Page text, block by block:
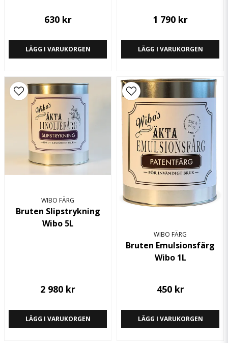
Brandklass Ej brandfarlig
Glans Matt
Lagring Ca. 2 år
Minsta temp vid målning 12 °C
Rengöring Såpa och vatten
Spädning/förtunning Skall ej spädas
1, 3, 5 och 10 liter
Torktid
Pensel, roller, spruta
630 kr
LÄGG I VARUKORGEN
1 790 kr
LÄGG I VARUKORGEN
WIBO FÄRG
Bruten Slipstrykning
Wibo 5L
2 980 kr
LÄGG I VARUKORGEN
WIBO FÄRG
Bruten Emulsionsfärg
Wibo 1L
450 kr
LÄGG I VARUKORGEN